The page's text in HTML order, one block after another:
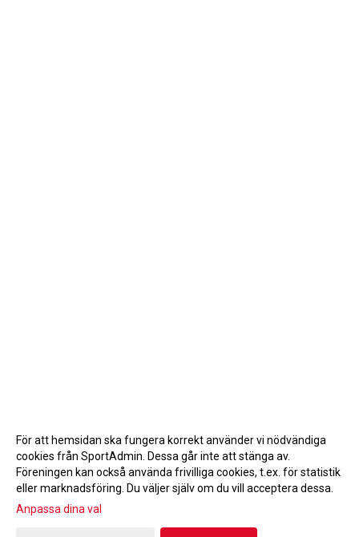
Gå till Webbversion
För att hemsidan ska fungera korrekt använder vi nödvändiga
cookies från SportAdmin. Dessa går inte att stänga av.
Föreningen kan också använda frivilliga cookies, t.ex. för statistik
eller marknadsföring. Du väljer själv om du vill acceptera dessa.
Anpassa dina val